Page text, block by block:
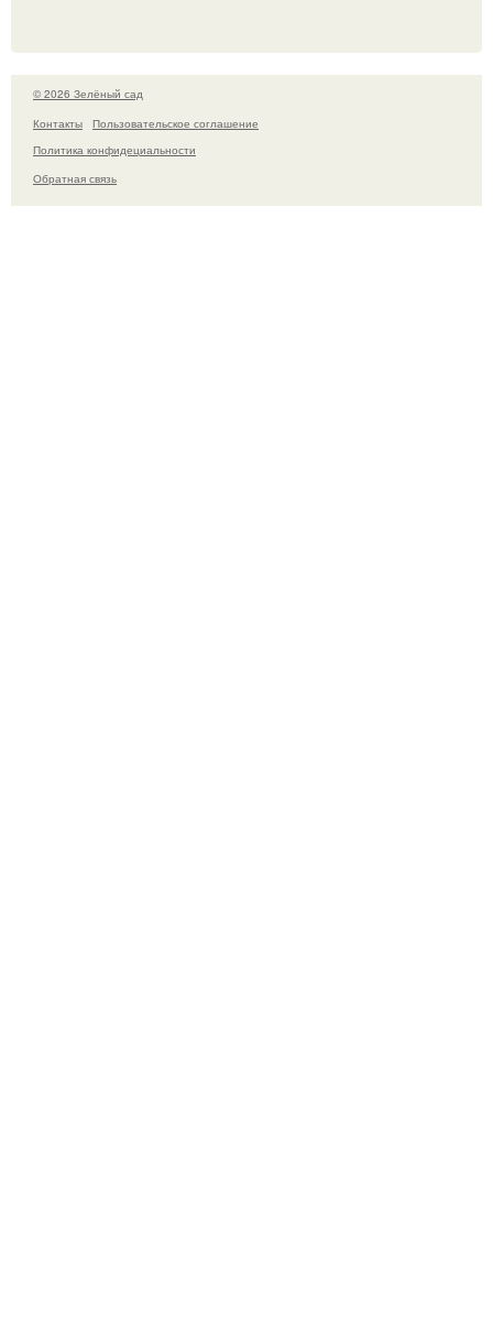
© 2026 Зелёный сад
Контакты
Пользовательское соглашение
Политика конфидециальности
Обратная связь